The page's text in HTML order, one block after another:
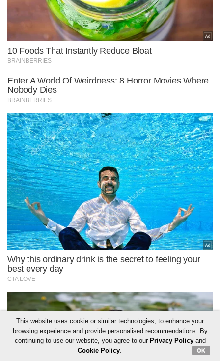
This website uses cookie or similar technologies, to enhance your
browsing experience and provide personalised recommendations. By
continuing to use our website, you agree to our Privacy Policyand
Cookie Policy. OK